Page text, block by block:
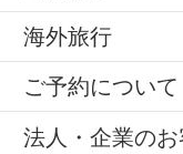
130分
所在地／熊本県
合わせ先は異なり
ンター)
海外旅行
ご予約について
法人・企業のお